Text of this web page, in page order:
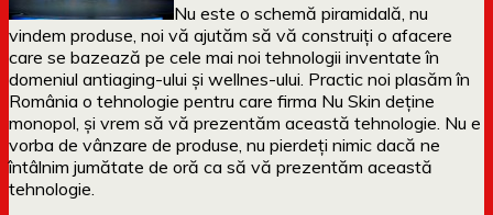
Nu este o schemă piramidală, nu
vindem produse, noi vă ajutăm să vă construiți o afacere
care se bazează pe cele mai noi tehnologii inventate în
domeniul antiaging-ului și wellnes-ului. Practic noi plasăm în
România o tehnologie pentru care firma Nu Skin deține
monopol, și vrem să vă prezentăm această tehnologie. Nu e
vorba de vânzare de produse, nu pierdeți nimic dacă ne
întâlnim jumătate de oră ca să vă prezentăm această
tehnologie.